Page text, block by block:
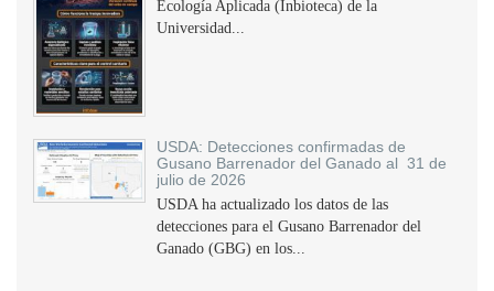
Ecología Aplicada (Inbioteca) de la
Universidad...
USDA: Detecciones confirmadas de
Gusano Barrenador del Ganado al 31 de
julio de 2026
USDA ha actualizado los datos de las
detecciones para el Gusano Barrenador del
Ganado (GBG) en los...